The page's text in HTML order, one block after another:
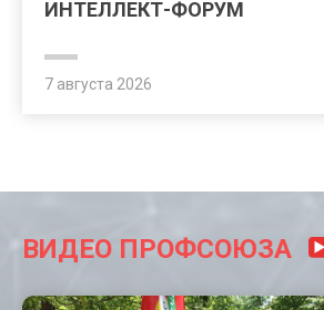
ИНТЕЛЛЕКТ-ФОРУМ
7 августа 2026
ВИДЕО ПРОФСОЮЗА